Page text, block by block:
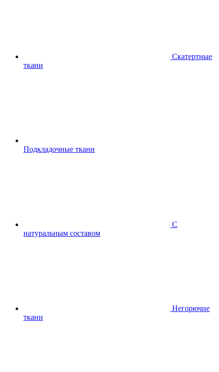
Скатертные
ткани
Подкладочные ткани
С
натуральным составом
Негорючие
ткани